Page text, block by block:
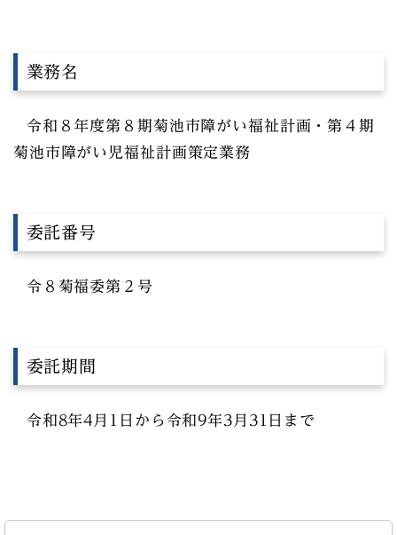
業務名
令和８年度第８期菊池市障がい福祉計画・第４期
菊池市障がい児福祉計画策定業務
委託番号
令８菊福委第２号
委託期間
令和8年4月1日から令和9年3月31日まで